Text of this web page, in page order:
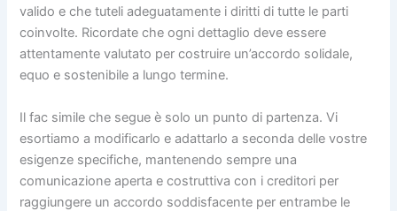
valido e che tuteli adeguatamente i diritti di tutte le parti
coinvolte. Ricordate che ogni dettaglio deve essere
attentamente valutato per costruire un’accordo solidale,
equo e sostenibile a lungo termine.
Il fac simile che segue è solo un punto di partenza. Vi
esortiamo a modificarlo e adattarlo a seconda delle vostre
esigenze specifiche, mantenendo sempre una
comunicazione aperta e costruttiva con i creditori per
raggiungere un accordo soddisfacente per entrambe le